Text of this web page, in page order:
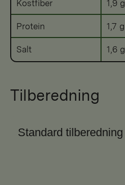
Kostfiber 1,9 g
Protein 1,7 g
Salt 1,6 g
Tilberedning
Standard tilberedning